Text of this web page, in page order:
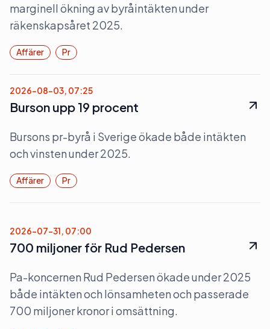
marginell ökning av byråintäkten under
räkenskapsåret 2025.
Affärer Pr
2026-08-03, 07:25
Burson upp 19 procent
Bursons pr-byrå i Sverige ökade både intäkten
och vinsten under 2025.
Affärer Pr
2026-07-31, 07:00
700 miljoner för Rud Pedersen
Pa-koncernen Rud Pedersen ökade under 2025
både intäkten och lönsamheten och passerade
700 miljoner kronor i omsättning.